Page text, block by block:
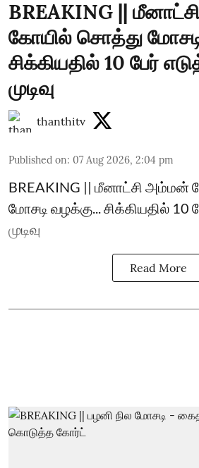
BREAKING ||
கோயில் சொத்து
சிக்கியதில் 10 பேர்
முடிவு
thanthitv
Published on: 07 Aug 2026, 2:04 pm
BREAKING || மீனாட்சி அம்மன்
மோசடி வழக்கு... சிக்கியதில் 10
முடிவு
Read More